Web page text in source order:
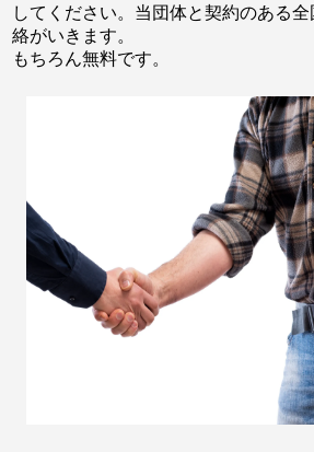
してください。当団体と契約のある
絡がいきます。
もちろん無料です。